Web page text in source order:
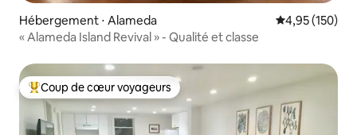
Hébergement ⋅ Alameda Évaluation
4,95 (150)
« Alameda Island Revival » - Qualité et classe
Coups de cœur voyageurs les plus appréciés
Coup de cœur voyageurs